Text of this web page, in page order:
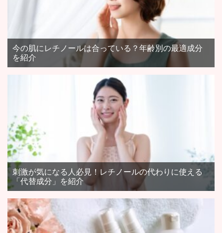
今の肌にレチノールは合っている？年齢別の最適成分
を紹介
刺激が気になる人必見！レチノールの代わりに使える
「代替成分」を紹介